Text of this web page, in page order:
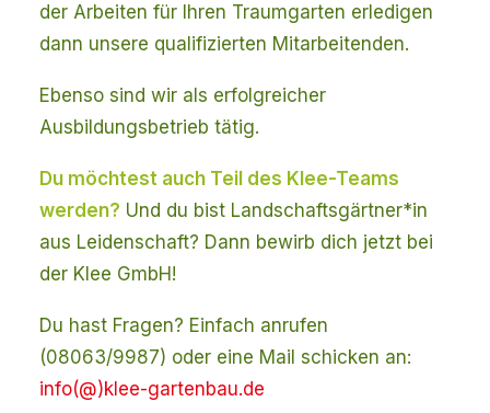
der Arbeiten für Ihren Traumgarten erledigen
dann unsere qualifizierten Mitarbeitenden.
Ebenso sind wir als erfolgreicher
Ausbildungsbetrieb tätig.
Du möchtest auch Teil des Klee-Teams
werden? Und du bist Landschaftsgärtner*in
aus Leidenschaft? Dann bewirb dich jetzt bei
der Klee GmbH!
Du hast Fragen? Einfach anrufen
(08063/9987) oder eine Mail schicken an:
info(@)klee-gartenbau.de